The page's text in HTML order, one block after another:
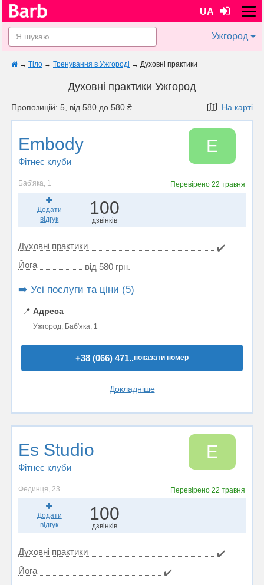
UA
Ужгород
→ Тіло → Тренування в Ужгороді → Духовні практики
Духовні практики Ужгород
Пропозицій: 5, від 580 до 580 ₴ На карті
Embody
Фітнес клуби
E
Баб'яка, 1 Перевірено22 травня
Додати
відгук
100
дзвінків
Духовні практики
✔️
Йога
від 580 грн.
➡️ Усі послуги та ціни (5)
📍 Адреса
Ужгород, Баб'яка, 1
+38 (066) 471..показати номер
Докладніше
Es Studio
Фітнес клуби
E
Фединця, 23 Перевірено22 травня
Додати
відгук
100
дзвінків
Духовні практики
✔️
Йога
✔️